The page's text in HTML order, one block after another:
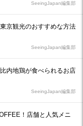
SeeingJapan編集部
京観光のおすすめな方法
SeeingJapan編集部
内地鶏が食べられるお店
SeeingJapan編集部
！店舗と人気メニ